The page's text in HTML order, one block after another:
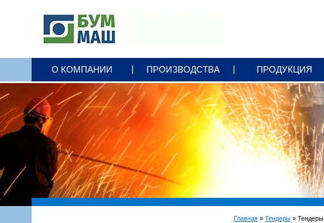
+7 341279 25 00
office@bummash.ru
О КОМПАНИИ ПРОИЗВОДСТВА ПРОДУКЦИЯ
Главная» Тендеры» Тендеры